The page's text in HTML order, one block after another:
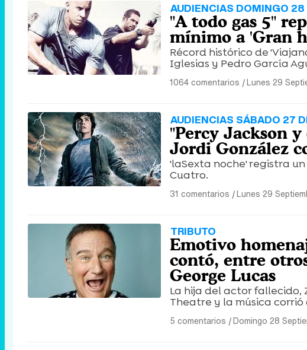
AUDIENCIAS DOMINGO 28
"A todo gas 5"
mínimo a 'Gran
Récord histórico de
Iglesias y Pedro García
1064 comentarios |Lunes 29
AUDIENCIAS SÁBADO 27
"Percy Jackson
Jordi González
'laSexta noche' registra
Cuatro.
31 comentarios |Lunes 29
TRIBUTO
Emotivo
contó, entre
George Lucas
La hija del actor fallecido,
Theatre y la música
5 comentarios |Domingo 28